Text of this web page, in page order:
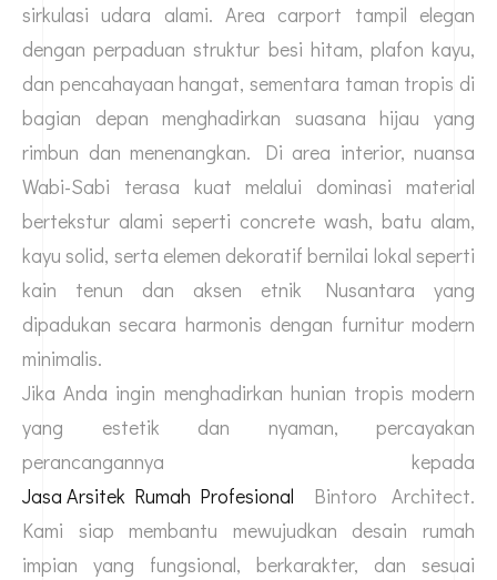
sirkulasi udara alami. Area carport tampil elegan
dengan perpaduan struktur besi hitam, plafon kayu,
dan pencahayaan hangat, sementara taman tropis di
bagian depan menghadirkan suasana hijau yang
rimbun dan menenangkan. Di area interior, nuansa
Wabi-Sabi terasa kuat melalui dominasi material
bertekstur alami seperti concrete wash, batu alam,
kayu solid, serta elemen dekoratif bernilai lokal seperti
kain tenun dan aksen etnik Nusantara yang
dipadukan secara harmonis dengan furnitur modern
minimalis.
Jika Anda ingin menghadirkan hunian tropis modern
yang estetik dan nyaman, percayakan
perancangannya kepada
Jasa Arsitek Rumah Profesional Bintoro Architect.
Kami siap membantu mewujudkan desain rumah
impian yang fungsional, berkarakter, dan sesuai